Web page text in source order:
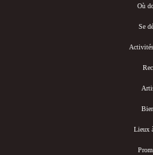
Où
Se
Lieux